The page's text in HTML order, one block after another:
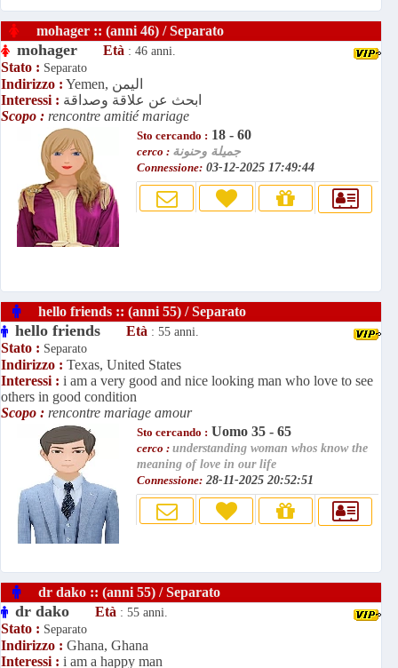
mohager :: (anni 46) / Separato
mohager Età : 46 anni.
Stato : Separato
Indirizzo :
Yemen, اليمن
Interessi : ابحث عن علاقة وصداقة
Scopo : rencontre amitié mariage
Sto cercando : 18 - 60
cerco : جميلة وحنونة
Connessione: 03-12-2025 17:49:44
hello friends :: (anni 55) / Separato
hello friends Età : 55 anni.
Stato : Separato
Indirizzo : Texas, United States
Interessi : i am a very good and nice looking man who love to see
others in good condition
Scopo : rencontre mariage amour
Sto cercando : Uomo 35 - 65
cerco : understanding woman whos know the
meaning of love in our life
Connessione: 28-11-2025 20:52:51
dr dako :: (anni 55) / Separato
dr dako Età : 55 anni.
Stato : Separato
Indirizzo : Ghana, Ghana
Interessi : i am a happy man